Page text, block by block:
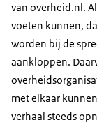
van overheid.nl.
voeten kunnen,
worden bij de
aankloppen.
met elkaar
verhaal steeds